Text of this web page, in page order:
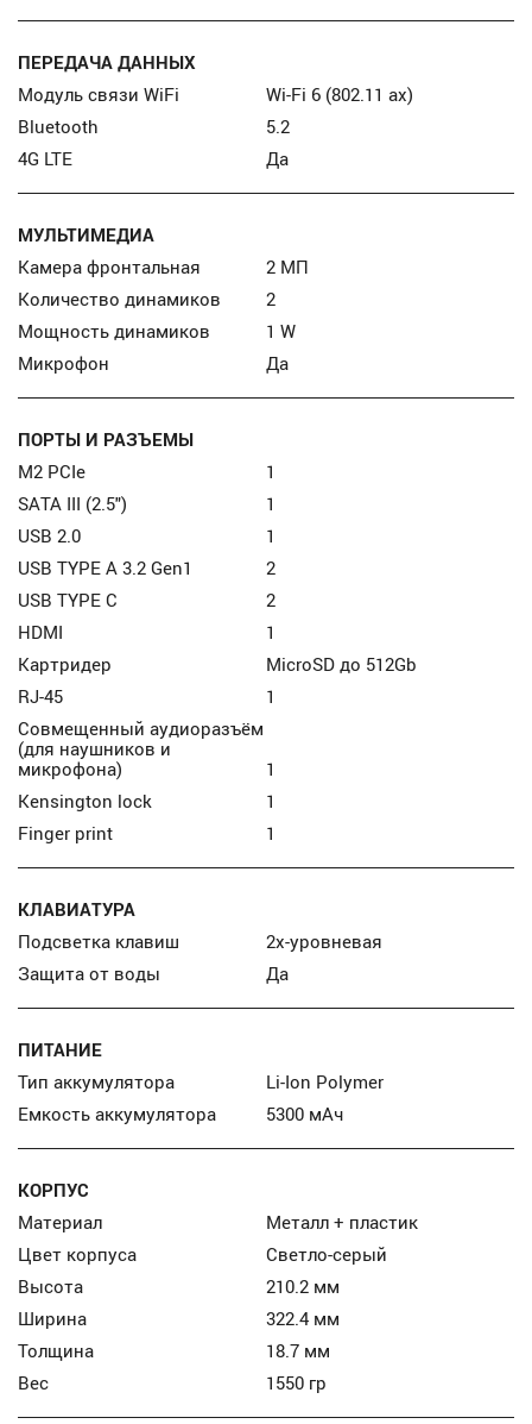
ПЕРЕДАЧА ДАННЫХ
Модуль связи WiFi
Wi-Fi 6 (802.11 ax)
Bluetooth
5.2
4G LTE
Да
МУЛЬТИМЕДИА
Камера фронтальная
2 МП
Количество динамиков
2
Мощность динамиков
1 W
Микрофон
Да
ПОРТЫ И РАЗЪЕМЫ
M2 PCIe
1
SATA III (2.5")
1
USB 2.0
1
USB TYPE A 3.2 Gen1
2
USB TYPE C
2
HDMI
1
Картридер
MicroSD до 512Gb
RJ-45
1
Совмещенный аудиоразъём
(для наушников и
микрофона)
1
Kensington lock
1
Finger print
1
КЛАВИАТУРА
Подсветка клавиш
2х-уровневая
Защита от воды
Да
ПИТАНИЕ
Тип аккумулятора
Li-Ion Polymer
Емкость аккумулятора
5300 мАч
КОРПУС
Материал
Металл + пластик
Цвет корпуса
Светло-серый
Высота
210.2 мм
Ширина
322.4 мм
Толщина
18.7 мм
Вес
1550 гр